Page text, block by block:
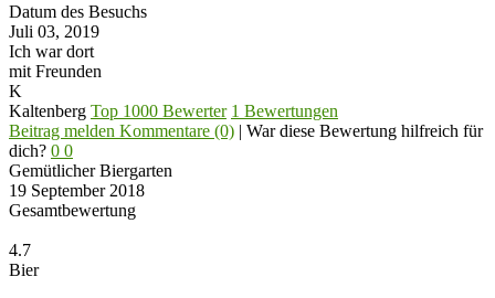
Datum des Besuchs
Juli 03, 2019
Ich war dort
mit Freunden
K
Kaltenberg Top 1000 Bewerter 1 Bewertungen
Beitrag melden Kommentare (0) | War diese Bewertung hilfreich für
dich? 0 0
Gemütlicher Biergarten
19 September 2018
Gesamtbewertung
4.7
Bier